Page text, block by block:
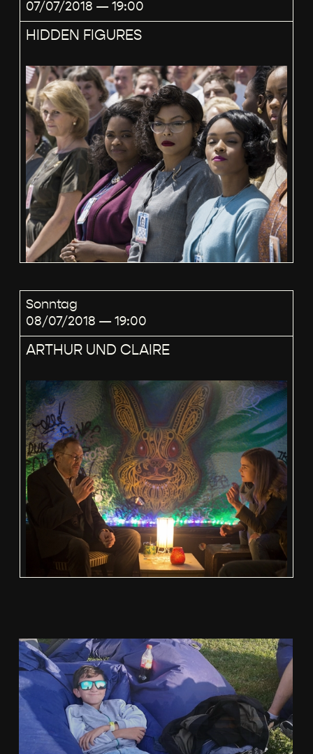
07/07/2018 — 19:00
HIDDEN FIGURES
Sonntag
08/07/2018 — 19:00
ARTHUR UND CLAIRE